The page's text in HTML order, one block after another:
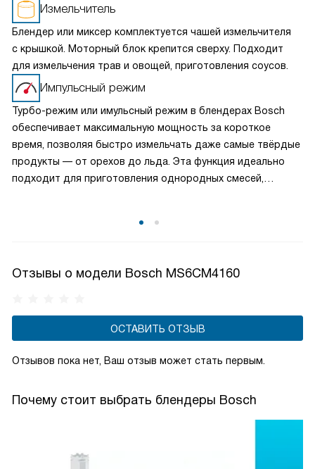
Измельчитель
Блендер или миксер комплектуется чашей измельчителя
с крышкой. Моторный блок крепится сверху. Подходит
для измельчения трав и овощей, приготовления соусов.
Импульсный режим
Турбо-режим или имульсный режим в блендерах Bosch
обеспечивает максимальную мощность за короткое
время, позволяя быстро измельчать даже самые твёрдые
продукты — от орехов до льда. Эта функция идеально
подходит для приготовления однородных смесей,
Отзывы о модели Bosch MS6CM4160
ОСТАВИТЬ ОТЗЫВ
Отзывов пока нет, Ваш отзыв может стать первым.
Почему стоит выбрать блендеры Bosch